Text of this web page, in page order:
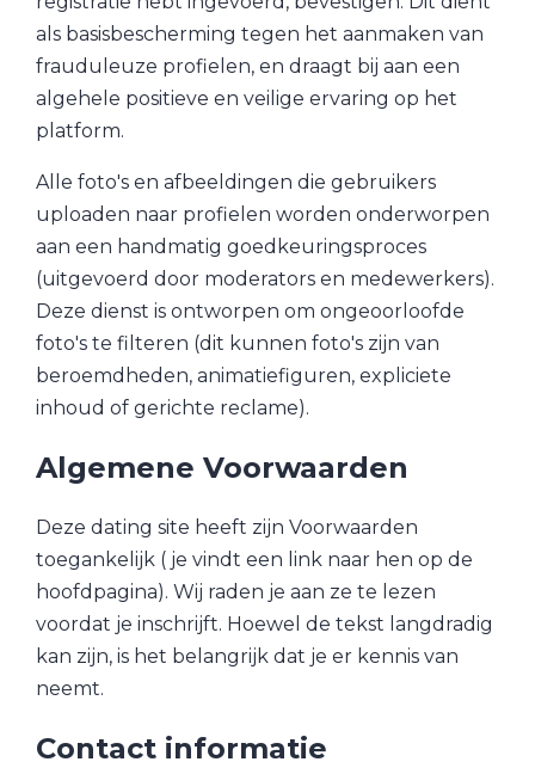
als basisbescherming tegen het aanmaken van
frauduleuze profielen, en draagt bij aan een
algehele positieve en veilige ervaring op het
platform.
Alle foto's en afbeeldingen die gebruikers
uploaden naar profielen worden onderworpen
aan een handmatig goedkeuringsproces
(uitgevoerd door moderators en medewerkers).
Deze dienst is ontworpen om ongeoorloofde
foto's te filteren (dit kunnen foto's zijn van
beroemdheden, animatiefiguren, expliciete
inhoud of gerichte reclame).
Algemene Voorwaarden
Deze dating site heeft zijn Voorwaarden
toegankelijk ( je vindt een link naar hen op de
hoofdpagina). Wij raden je aan ze te lezen
voordat je inschrijft. Hoewel de tekst langdradig
kan zijn, is het belangrijk dat je er kennis van
neemt.
Contact informatie